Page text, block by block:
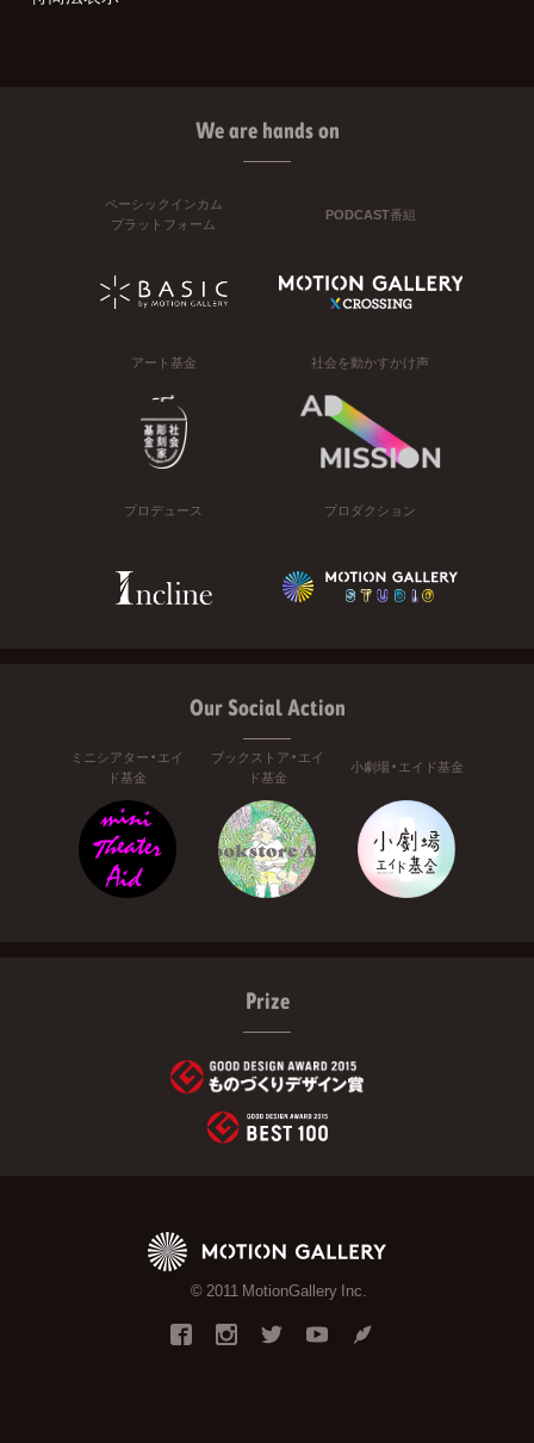
We are hands on
ベーシックインカム
プラットフォーム
PODCAST番組
アート基金 社会を動かすかけ声
プロデュース プロダクション
Our Social Action
ミニシアター・エイ
ド基金
ブックストア・エイ
ド基金
小劇場・エイド基金
Prize
© 2011 MotionGallery Inc.